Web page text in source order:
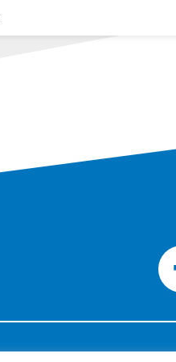
© Tous droits